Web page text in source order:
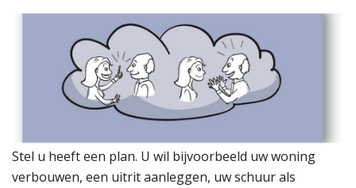
Stel u heeft een plan. U wil bijvoorbeeld uw woning
verbouwen, een uitrit aanleggen, uw schuur als